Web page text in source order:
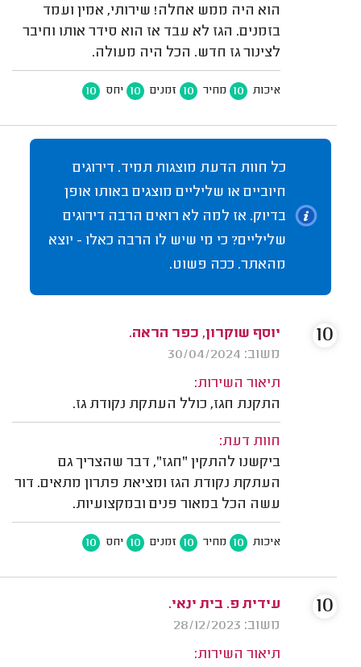
הוא היה ממש אחלה! שירותי, אמין ועמד
בזמנים. הגז לא עבד אז הוא סידר אותו וחיבר
לצינור גז חדש. הכל היה מעולה.
איכות 10 מחיר 10 זמנים 10 יחס 10
כל חוות הדעת מוצגות תמיד. דירוגים
חיוביים או שליליים מוצגים באותו אופן
בדיוק. אז למה לא רואים הרבה דירוגים
שליליים? כי מי שיש לו הרבה כאלו - יוצא
מהאתר. ככה פשוט.
יוסף שוקרון, כפר הראה.
משוב: 30/04/2024
תיאור השירות:
התקנת חגז, כולל העתקת נקודת גז.
חוות דעת:
ביקשנו להתקין "חגז", דבר שהצריך גם
העתקת נקודת הגז ומציאת פתרון מתאים. דור
עשה הכל במאור פנים ובמקצועיות.
איכות 10 מחיר 10 זמנים 10 יחס 10
10
עידית פ. בית ינאי.
משוב: 28/12/2023
תיאור השירות:
10